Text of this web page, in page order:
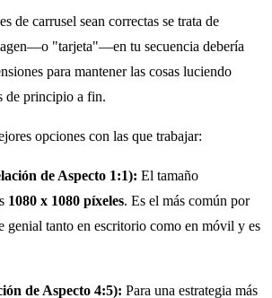
de carrusel sean correctas se trata de
"tarjeta"—en tu secuencia debería
para mantener las cosas luciendo
de principio a fin.
opciones con las que trabajar:
de Aspecto 1:1): El tamaño
1080 x 1080 píxeles. Es el más común por
genial tanto en escritorio como en móvil y es
de Aspecto 4:5): Para una estrategia más